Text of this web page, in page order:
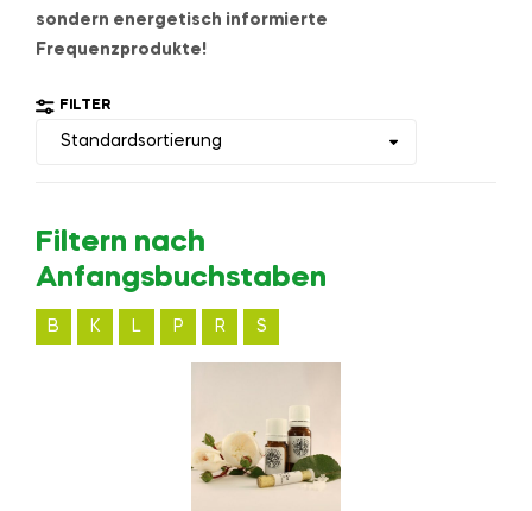
sondern energetisch informierte
Frequenzprodukte!
FILTER
Filtern nach
Anfangsbuchstaben
B K L P R S